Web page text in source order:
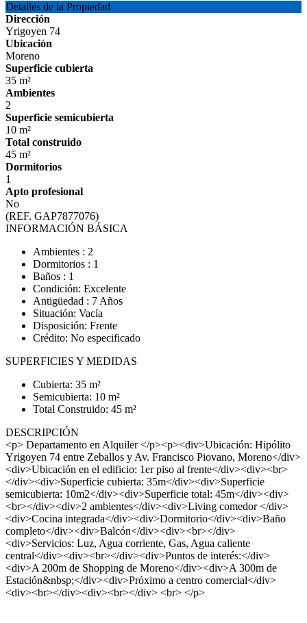
Detalles de la Propiedad
Dirección
Yrigoyen 74
Ubicación
Moreno
Superficie cubierta
35 m²
Ambientes
2
Superficie semicubierta
10 m²
Total construido
45 m²
Dormitorios
1
Apto profesional
No
(REF. GAP7877076)
INFORMACIÓN BÁSICA
Ambientes : 2
Dormitorios : 1
Baños : 1
Condición: Excelente
Antigüedad : 7 Años
Situación: Vacía
Disposición: Frente
Crédito: No especificado
SUPERFICIES Y MEDIDAS
Cubierta: 35 m²
Semicubierta: 10 m²
Total Construido: 45 m²
DESCRIPCIÓN
<p> Departamento en Alquiler </p><p><div>Ubicación: Hipólito
Yrigoyen 74 entre Zeballos y Av. Francisco Piovano, Moreno</div>
<div>Ubicación en el edificio: 1er piso al frente</div><div><br>
</div><div>Superficie cubierta: 35m</div><div>Superficie
semicubierta: 10m2</div><div>Superficie total: 45m</div><div>
<br></div><div>2 ambientes</div><div>Living comedor </div>
<div>Cocina integrada</div><div>Dormitorio</div><div>Baño
completo</div><div>Balcón</div><div><br></div>
<div>Servicios: Luz, Agua corriente, Gas, Agua caliente
central</div><div><br></div><div>Puntos de interés:</div>
<div>A 200m de Shopping de Moreno</div><div>A 300m de
Estación&nbsp;</div><div>Próximo a centro comercial</div>
<div><br></div><div><br></div> <br> </p>